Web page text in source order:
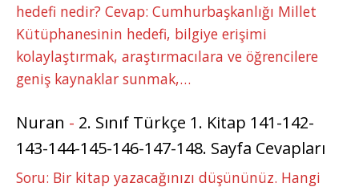
hedefi nedir? Cevap: Cumhurbaşkanlığı Millet
Kütüphanesinin hedefi, bilgiye erişimi
kolaylaştırmak, araştırmacılara ve öğrencilere
geniş kaynaklar sunmak,…
Nuran - 2. Sınıf Türkçe 1. Kitap 141-142-
143-144-145-146-147-148. Sayfa Cevapları
Soru: Bir kitap yazacağınızı düşününüz. Hangi